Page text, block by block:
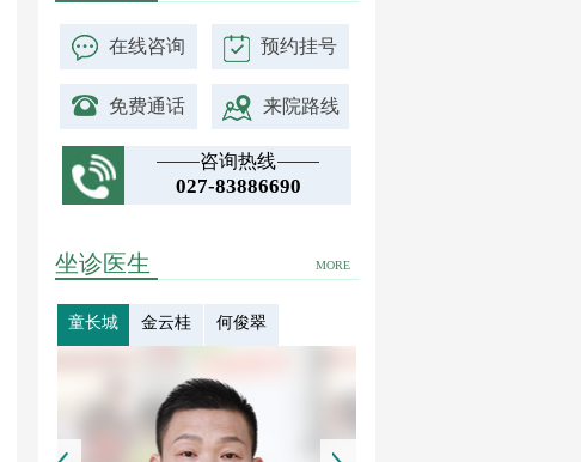
在线咨询 预约挂号
免费通话 来院路线
咨询热线
027-83886690
MORE
坐诊医生
童长城 金云桂 何俊翠